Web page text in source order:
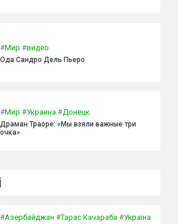
#Мир #видео
Ода Сандро Дель Пьеро
#Мир #Украина #Донецк
Драман Траоре: «Мы взяли важные три
очка»
#Азербайджан #Тарас Качараба #Україна